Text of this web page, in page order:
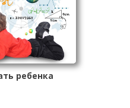
ребенка